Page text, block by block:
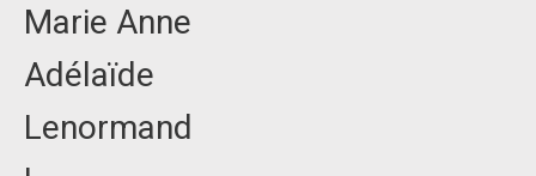
Marie Anne
Adélaïde
Lenormand